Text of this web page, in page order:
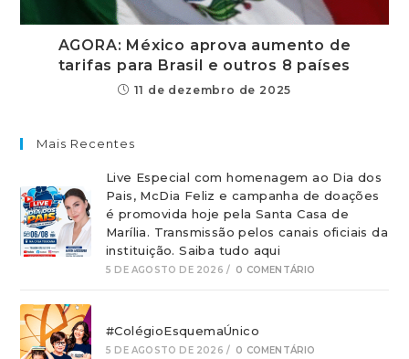
AGORA: México aprova aumento de
tarifas para Brasil e outros 8 países
11 de dezembro de 2025
Mais Recentes
Live Especial com homenagem ao Dia dos
Pais, McDia Feliz e campanha de doações
é promovida hoje pela Santa Casa de
Marília. Transmissão pelos canais oficiais da
instituição. Saiba tudo aqui
5 DE AGOSTO DE 2026 / 0 COMENTÁRIO
#ColégioEsquemaÚnico
5 DE AGOSTO DE 2026 / 0 COMENTÁRIO